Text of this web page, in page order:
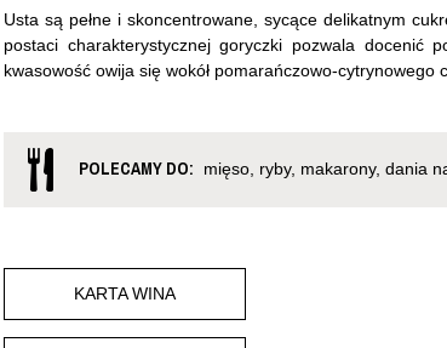
Usta są pełne i skoncentrowane, sycące delikatnym
postaci charakterystycznej goryczki pozwala docenić
kwasowość owija się wokół pomarańczowo-cytrynowego
POLECAMY DO: mięso, ryby, makarony, dania
KARTA WINA